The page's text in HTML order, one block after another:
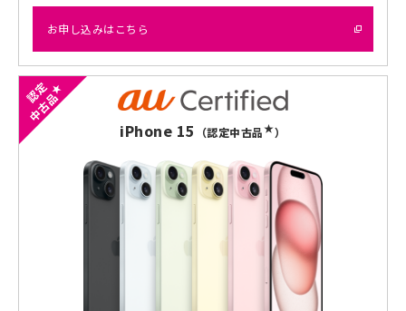
お申し込みはこちら
認定
中古品
★
iPhone 15 （認定中古品★）